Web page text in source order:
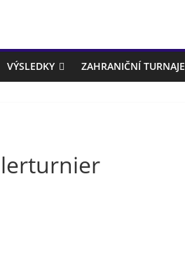
VÝSLEDKY ZAHRANIČNÍ TURNAJE